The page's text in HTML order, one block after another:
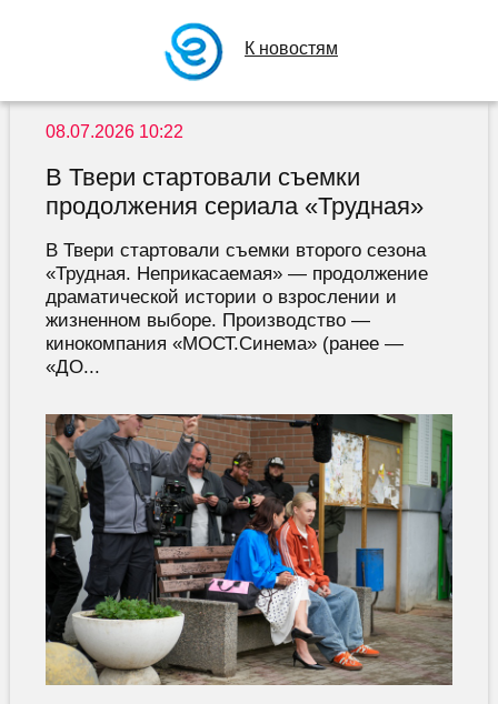
К новостям
08.07.2026 10:22
В Твери стартовали съемки
продолжения сериала «Трудная»
В Твери стартовали съемки второго сезона
«Трудная. Неприкасаемая» — продолжение
драматической истории о взрослении и
жизненном выборе. Производство —
кинокомпания «МОСТ.Синема» (ранее —
«ДО...